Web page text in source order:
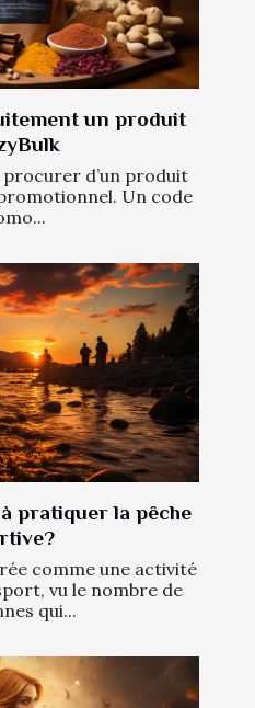
un produit
procurer d’un produit
Un code
pratiquer la pêche
comme une activité
vu le nombre de
qui...